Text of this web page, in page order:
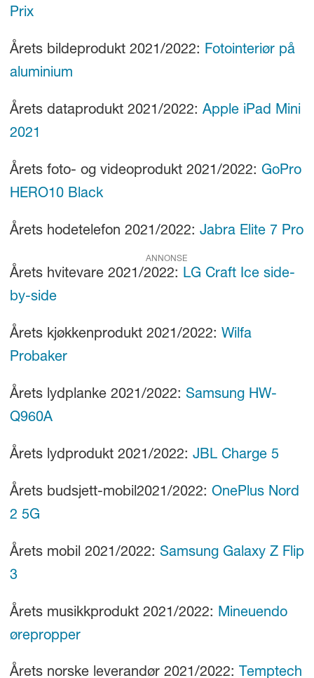
Prix
Årets bildeprodukt 2021/2022: Fotointeriør på
aluminium
Årets dataprodukt 2021/2022: Apple iPad Mini
2021
Årets foto- og videoprodukt 2021/2022: GoPro
HERO10 Black
Årets hodetelefon 2021/2022: Jabra Elite 7 Pro
ANNONSE
Årets hvitevare 2021/2022: LG Craft Ice side-
by-side
Årets kjøkkenprodukt 2021/2022: Wilfa
Probaker
Årets lydplanke 2021/2022: Samsung HW-
Q960A
Årets lydprodukt 2021/2022: JBL Charge 5
Årets budsjett-mobil2021/2022: OnePlus Nord
2 5G
Årets mobil 2021/2022: Samsung Galaxy Z Flip
3
Årets musikkprodukt 2021/2022: Mineuendo
ørepropper
Årets norske leverandør 2021/2022: Temptech